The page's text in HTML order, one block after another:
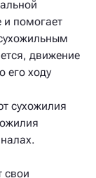
и помогает
движение
его ходу
сухожилия
свои